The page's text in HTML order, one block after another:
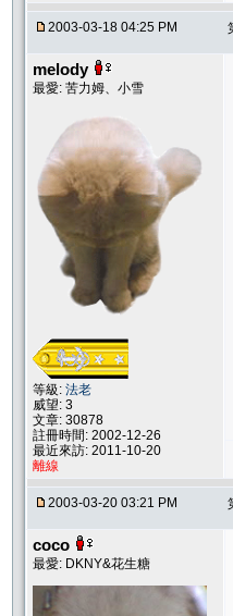
2003-03-18 04:25 PM
melody
最愛: 苦力姆、小雪
等級: 法老
威望: 3
文章: 30878
註冊時間: 2002-12-26
最近來訪: 2011-10-20
離線
2003-03-20 03:21 PM
coco
最愛: DKNY&花生糖